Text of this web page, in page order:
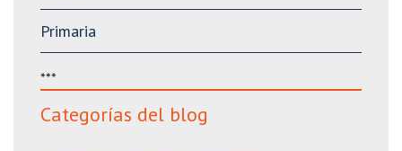
Primaria
***
Categorías del blog